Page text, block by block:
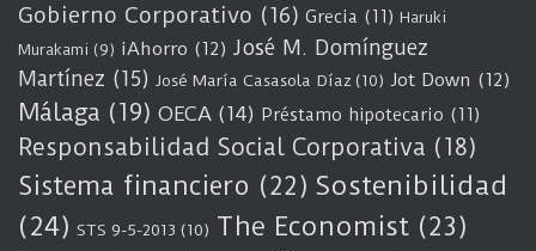
Gobierno Corporativo (16) Grecia (11) Haruki
Murakami (9) iAhorro (12) José M. Domínguez
Martínez (15) José María Casasola Díaz (10) Jot Down (12)
Málaga (19) OECA (14) Préstamo hipotecario (11)
Responsabilidad Social Corporativa (18)
Sistema financiero (22) Sostenibilidad
(24) STS 9-5-2013 (10) The Economist (23)